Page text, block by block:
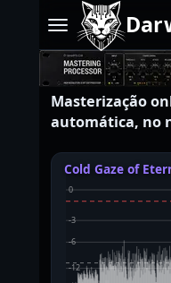
Masterização
automática, no
Cold Gaze of